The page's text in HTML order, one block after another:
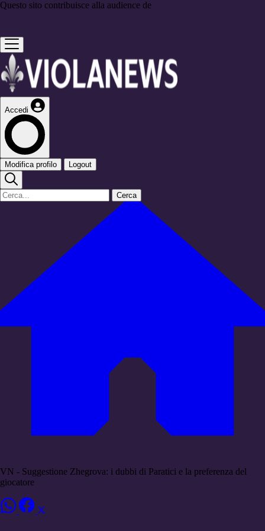
Questo sito contribuisce alla audience de
Accedi
Modifica profilo Logout
Cerca
VN - Suggestione Zhegrova: i dubbi di Paratici e la preferenza del
giocatore